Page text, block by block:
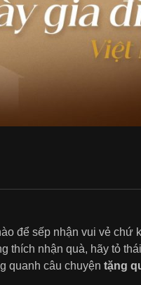
để sếp nhận vui vẻ chứ
thích nhận quà, hãy tỏ
quanh câu chuyện tặng